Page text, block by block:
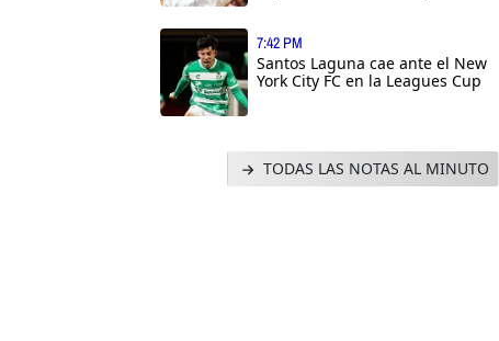
7:42 PM
Santos Laguna cae ante el New
York City FC en la Leagues Cup
TODAS LAS NOTAS AL MINUTO